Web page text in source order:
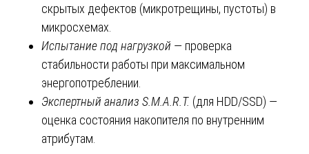
скрытых дефектов (микротрещины, пустоты) в
микросхемах.
Испытание под нагрузкой — проверка
стабильности работы при максимальном
энергопотреблении.
Экспертный анализ S.M.A.R.T. (для HDD/SSD) —
оценка состояния накопителя по внутренним
атрибутам.